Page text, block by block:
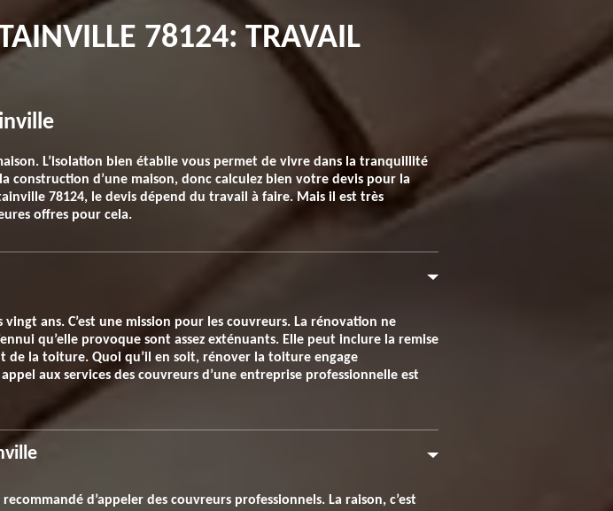
78124: TRAVAIL
L’isolation bien établie vous permet de vivre dans la tranquillité
construction d’une maison, donc calculez bien votre devis pour la
78124, le devis dépend du travail à faire. Mais il est très
offres pour cela.
ans. C’est une mission pour les couvreurs. La rénovation ne
qu’elle provoque sont assez exténuants. Elle peut inclure la remise
de la toiture. Quoi qu’il en soit, rénover la toiture engage
aux services des couvreurs d’une entreprise professionnelle est
d’appeler des couvreurs professionnels. La raison, c’est